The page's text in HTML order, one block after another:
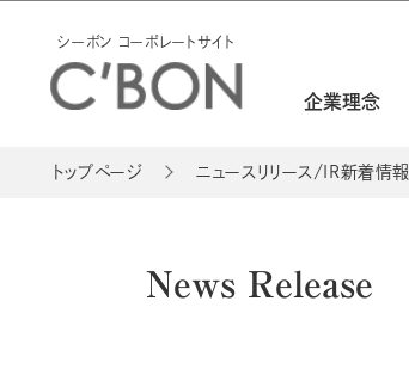
シーボン コーポレートサイト
企業理念
トップページ ニュースリリース/IR新着情報
News Release